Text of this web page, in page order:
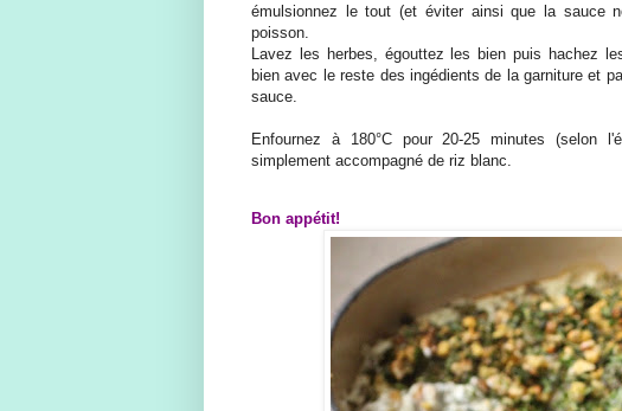
émulsionnez le tout (et éviter ainsi que la sauce
poisson.
Lavez les herbes, égouttez les bien puis hachez
bien avec le reste des ingédients de la garniture et
sauce.
Enfournez à 180°C pour 20-25 minutes (selon
simplement accompagné de riz blanc.
Bon appétit!